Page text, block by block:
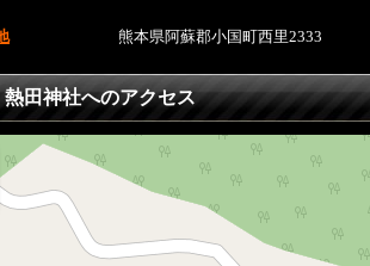
熊本県阿蘇郡小国町西里2333
熱田神社へのアクセス